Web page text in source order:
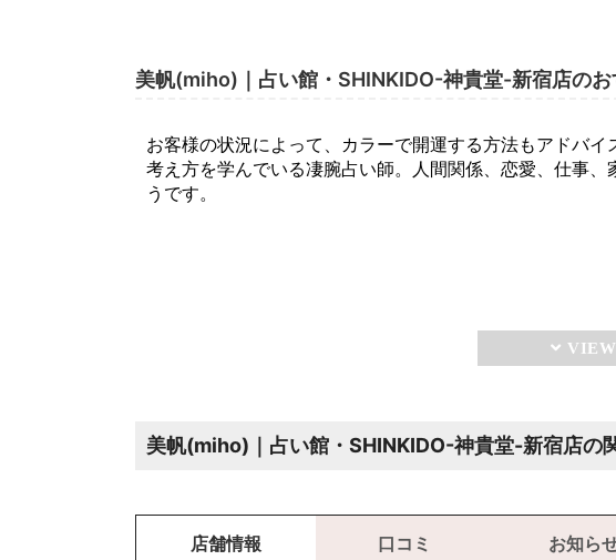
美帆(miho)｜占い館・SHINKIDO-神貴堂-新宿店のお
お客様の状況によって、カラーで開運する方法もアドバ
考え方を学んでいる凄腕占い師。人間関係、恋愛、仕事
うです。
美帆(miho)｜占い館・SHINKIDO-神貴堂-新宿店の
店舗情報 口コミ お知ら